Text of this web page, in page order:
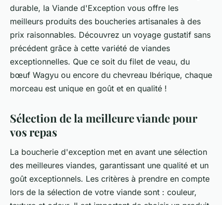
durable, la Viande d'Exception vous offre les
meilleurs produits des boucheries artisanales à des
prix raisonnables. Découvrez un voyage gustatif sans
précédent grâce à cette variété de viandes
exceptionnelles. Que ce soit du filet de veau, du
bœuf Wagyu ou encore du chevreau Ibérique, chaque
morceau est unique en goût et en qualité !
Sélection de la meilleure viande pour
vos repas
La boucherie d'exception met en avant une sélection
des meilleures viandes, garantissant une qualité et un
goût exceptionnels. Les critères à prendre en compte
lors de la sélection de votre viande sont : couleur,